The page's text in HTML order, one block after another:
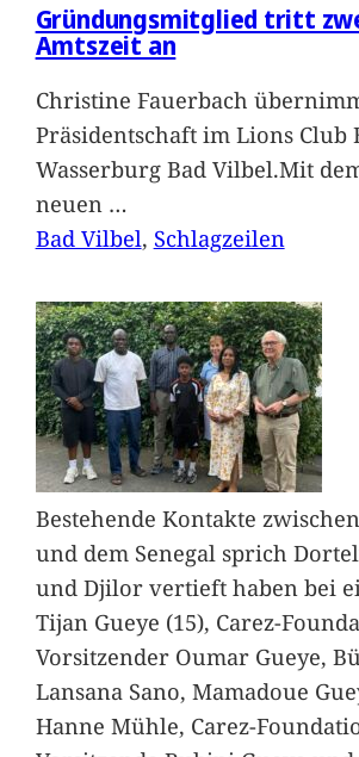
Gründungsmitglied tritt
Amtszeit an
Christine Fauerbach
Präsidentschaft im Lions Club
Wasserburg Bad Vilbel.Mit
neuen …
Bad Vilbel, Schlagzeilen
Bestehende Kontakte
und dem Senegal sprich
und Djilor vertieft haben bei
Tijan Gueye (15), Carez-
Vorsitzender Oumar Gueye,
Lansana Sano, Mamadoue
Hanne Mühle, Carez-